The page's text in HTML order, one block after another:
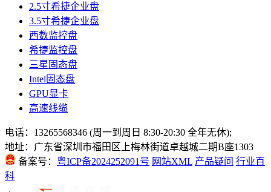
2.5寸希捷企业盘
3.5寸希捷企业盘
西数监控盘
希捷监控盘
三星固态盘
Intel固态盘
GPU显卡
高速线缆
电话：13265568346 (周一到周日 8:30-20:30 全年无休);
地址：广东省深圳市福田区上梅林街道卓越城二期B座1303
备案号： 粤ICP备2024252091号 网站XML 产品疑问 行业百
科